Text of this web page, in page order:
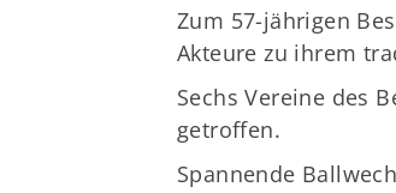
Zum 57-jährigen
Akteure zu ihrem
Sechs Vereine des
getroffen.
Spannende